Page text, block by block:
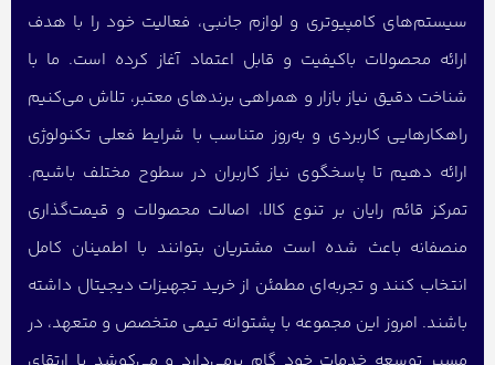
سیستم‌های کامپیوتری و لوازم جانبی، فعالیت خود را با هدف
ارائه محصولات باکیفیت و قابل اعتماد آغاز کرده است. ما با
شناخت دقیق نیاز بازار و همراهی برندهای معتبر، تلاش می‌کنیم
راهکارهایی کاربردی و به‌روز متناسب با شرایط فعلی تکنولوژی
ارائه دهیم تا پاسخگوی نیاز کاربران در سطوح مختلف باشیم.
تمرکز قائم رایان بر تنوع کالا، اصالت محصولات و قیمت‌گذاری
منصفانه باعث شده است مشتریان بتوانند با اطمینان کامل
انتخاب کنند و تجربه‌ای مطمئن از خرید تجهیزات دیجیتال داشته
باشند. امروز این مجموعه با پشتوانه تیمی متخصص و متعهد، در